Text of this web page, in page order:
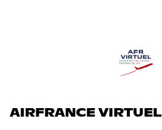
AIRFRANCE VIRTUEL